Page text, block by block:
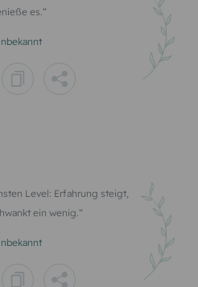
es.
Level: Erfahrung steigt,
ein wenig.